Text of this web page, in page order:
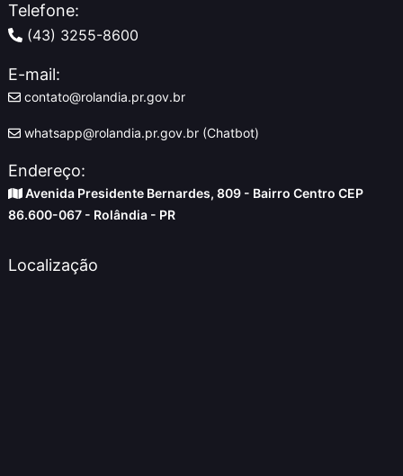
Telefone:
(43) 3255-8600
E-mail:
contato@rolandia.pr.gov.br
whatsapp@rolandia.pr.gov.br (Chatbot)
Endereço:
Avenida Presidente Bernardes, 809 - Bairro Centro CEP
86.600-067 - Rolândia - PR
Localização